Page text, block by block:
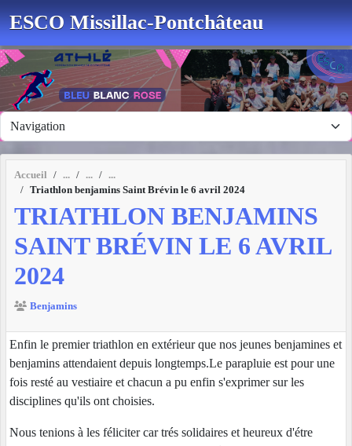
ESCO Missillac-Pontchâteau
Accueil
Triathlon benjamins Saint Brévin le 6 avril 2024
TRIATHLON BENJAMINS
SAINT BRÉVIN LE 6 AVRIL
2024
Benjamins
Enfin le premier triathlon en extérieur que nos jeunes benjamines et
benjamins attendaient depuis longtemps.Le parapluie est pour une
fois resté au vestiaire et chacun a pu enfin s'exprimer sur les
disciplines qu'ils ont choisies.
Nous tenions à les féliciter car trés solidaires et heureux d'étre